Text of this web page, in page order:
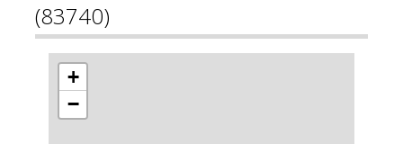
(83740)
+
−